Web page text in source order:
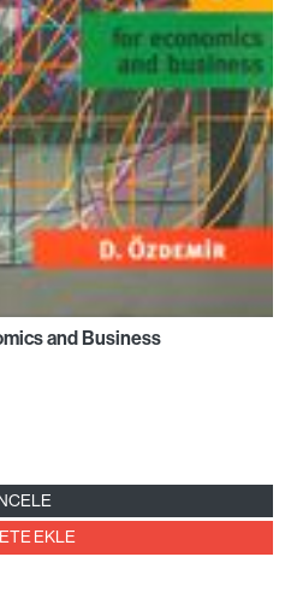
and Business
EKLE